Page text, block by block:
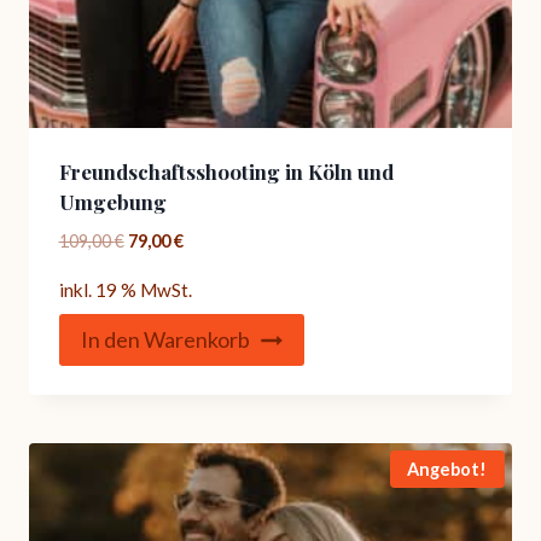
Freundschaftsshooting in Köln und
Umgebung
109,00€ Ursprünglicher
war:
79,00€Aktueller
ist:
inkl. 19 % MwSt.
In den Warenkorb
Angebot!